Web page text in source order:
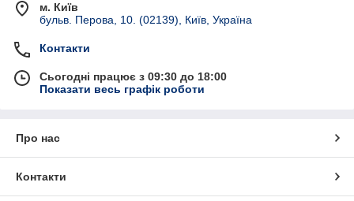
м. Київ
бульв. Перова, 10. (02139), Київ, Україна
Контакти
Сьогодні працює з 09:30 до 18:00
Показати весь графік роботи
Про нас
Контакти